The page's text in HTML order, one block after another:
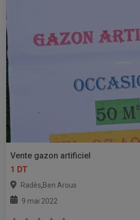
Vente gazon artificiel
1 DT
Radès,Ben Arous
9 mai 2022